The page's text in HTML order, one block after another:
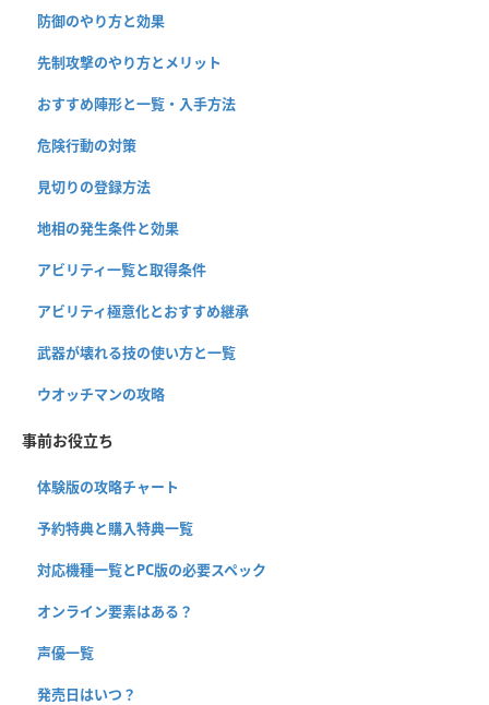
防御のやり方と効果
先制攻撃のやり方とメリット
おすすめ陣形と一覧・入手方法
危険行動の対策
見切りの登録方法
地相の発生条件と効果
アビリティ一覧と取得条件
アビリティ極意化とおすすめ継承
武器が壊れる技の使い方と一覧
ウオッチマンの攻略
事前お役立ち
体験版の攻略チャート
予約特典と購入特典一覧
対応機種一覧とPC版の必要スペック
オンライン要素はある？
声優一覧
発売日はいつ？